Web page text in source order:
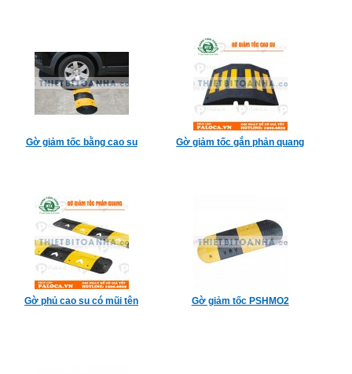
Gờ giảm tốc bằng cao su Gờ giảm tốc gắn phản quang
Gờ phủ cao su có mũi tên Gờ giảm tốc PSHMO2